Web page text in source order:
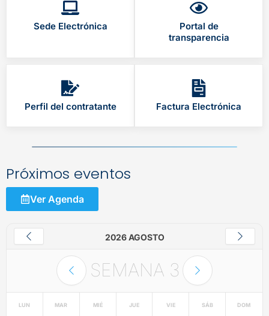
Sede Electrónica
Portal de
transparencia
Perfil del contratante Factura Electrónica
Próximos eventos
Ver Agenda
2026 AGOSTO
SEMANA 3
LUN MAR MIÉ JUE VIE SÁB DOM